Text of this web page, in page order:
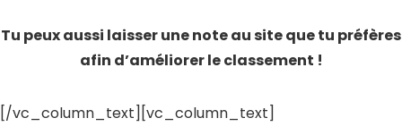
Tu peux aussi laisser une note au site que tu préfères
afin d’améliorer le classement !
[/vc_column_text][vc_column_text]